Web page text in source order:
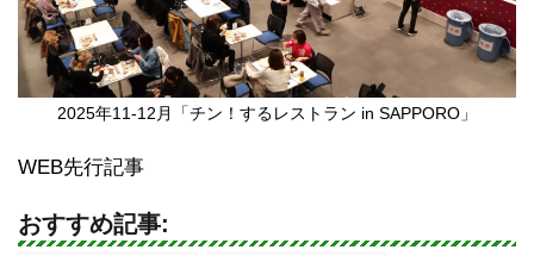
2025年11-12月「チン！するレストラン in SAPPORO」
WEB先行記事
おすすめ記事: